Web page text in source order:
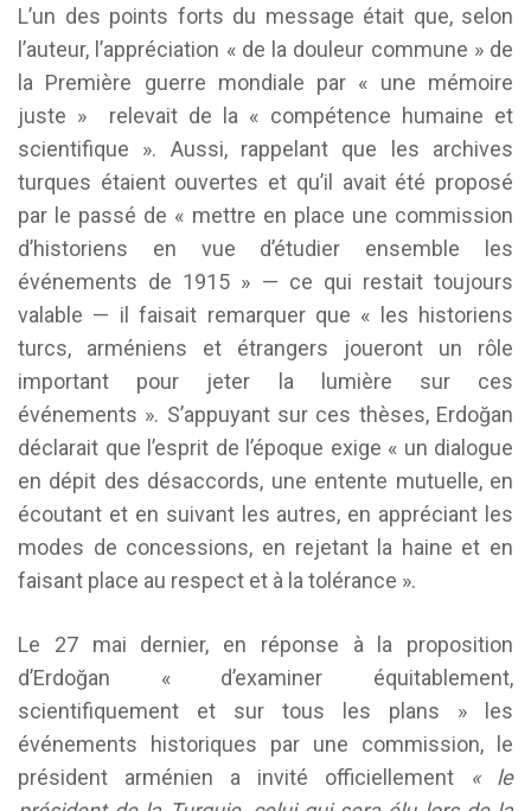
L’un des points forts du message était que, selon
l’auteur, l’appréciation « de la douleur commune » de
la Première guerre mondiale par « une mémoire
juste » relevait de la « compétence humaine et
scientifique ». Aussi, rappelant que les archives
turques étaient ouvertes et qu’il avait été proposé
par le passé de « mettre en place une commission
d’historiens en vue d’étudier ensemble les
événements de 1915 » — ce qui restait toujours
valable — il faisait remarquer que « les historiens
turcs, arméniens et étrangers joueront un rôle
important pour jeter la lumière sur ces
événements ». S’appuyant sur ces thèses, Erdoğan
déclarait que l’esprit de l’époque exige « un dialogue
en dépit des désaccords, une entente mutuelle, en
écoutant et en suivant les autres, en appréciant les
modes de concessions, en rejetant la haine et en
faisant place au respect et à la tolérance ».
Le 27 mai dernier, en réponse à la proposition
d’Erdoğan « d’examiner équitablement,
scientifiquement et sur tous les plans » les
événements historiques par une commission, le
président arménien a invité officiellement « le